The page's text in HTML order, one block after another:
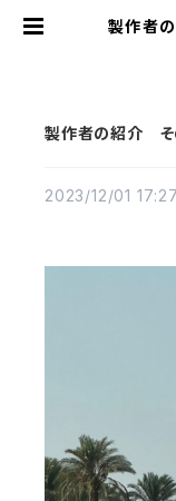
製作者
製作者の紹介 そ
2023/12/01 17:27